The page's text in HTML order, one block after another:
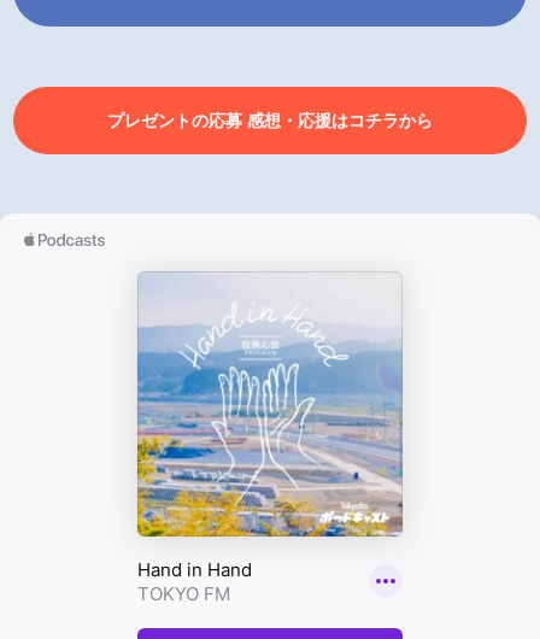
プレゼントの応募 感想・応援はコチラから